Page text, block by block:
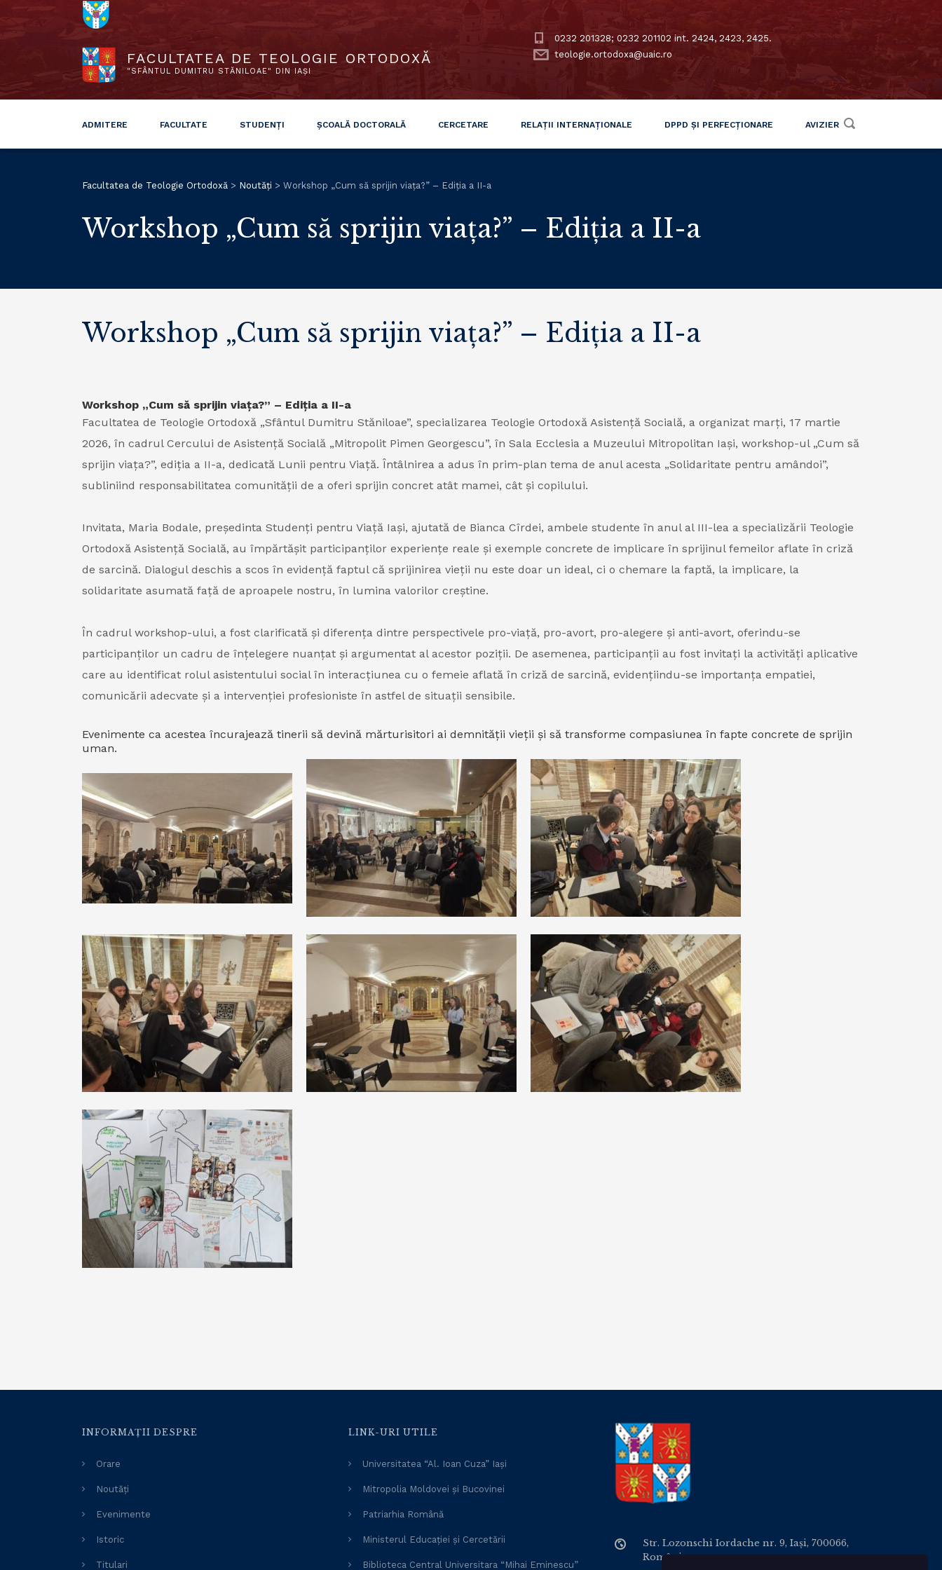
FACULTATEA DE TEOLOGIE ORTODOXĂ
"SFÂNTUL DUMITRU STĂNILOAE" DIN IAȘI
0232 201328; 0232 201102 int. 2424, 2423, 2425.
teologie.ortodoxa@uaic.ro
ADMITERE FACULTATE STUDENȚI ȘCOALĂ DOCTORALĂ CERCETARE RELAȚII INTERNAȚIONALE DPPD ȘI PERFECȚIONARE AVIZIER
Facultatea de Teologie Ortodoxă > Noutăți > Workshop „Cum să sprijin viața?” – Ediția a II-a
Workshop „Cum să sprijin viața?” – Ediția a II-a
Workshop „Cum să sprijin viața?” – Ediția a II-a
Workshop „Cum să sprijin viața?” – Ediția a II-a
Facultatea de Teologie Ortodoxă „Sfântul Dumitru Stăniloae”, specializarea Teologie Ortodoxă Asistență Socială, a organizat marți, 17 martie
2026, în cadrul Cercului de Asistență Socială „Mitropolit Pimen Georgescu”, în Sala Ecclesia a Muzeului Mitropolitan Iași, workshop-ul „Cum să
sprijin viața?”, ediția a II-a, dedicată Lunii pentru Viață. Întâlnirea a adus în prim-plan tema de anul acesta „Solidaritate pentru amândoi”,
subliniind responsabilitatea comunității de a oferi sprijin concret atât mamei, cât și copilului.
Invitata, Maria Bodale, președinta Studenți pentru Viață Iași, ajutată de Bianca Cîrdei, ambele studente în anul al III-lea a specializării Teologie
Ortodoxă Asistență Socială, au împărtășit participanților experiențe reale și exemple concrete de implicare în sprijinul femeilor aflate în criză
de sarcină. Dialogul deschis a scos în evidență faptul că sprijinirea vieții nu este doar un ideal, ci o chemare la faptă, la implicare, la
solidaritate asumată față de aproapele nostru, în lumina valorilor creștine.
În cadrul workshop-ului, a fost clarificată și diferența dintre perspectivele pro-viață, pro-avort, pro-alegere și anti-avort, oferindu-se
participanților un cadru de înțelegere nuanțat și argumentat al acestor poziții. De asemenea, participanții au fost invitați la activități aplicative
care au identificat rolul asistentului social în interacțiunea cu o femeie aflată în criză de sarcină, evidențiindu-se importanța empatiei,
comunicării adecvate și a intervenției profesioniste în astfel de situații sensibile.
Evenimente ca acestea încurajează tinerii să devină mărturisitori ai demnității vieții și să transforme compasiunea în fapte concrete de sprijin
uman.
INFORMAȚII DESPRE
Orare
Noutăți
Evenimente
Istoric
Titulari
LINK-URI UTILE
Universitatea “Al. Ioan Cuza” Iași
Mitropolia Moldovei și Bucovinei
Patriarhia Română
Ministerul Educației și Cercetării
Biblioteca Central Universitara “Mihai Eminescu”
Str. Lozonschi Iordache nr. 9, Iaşi, 700066,
România